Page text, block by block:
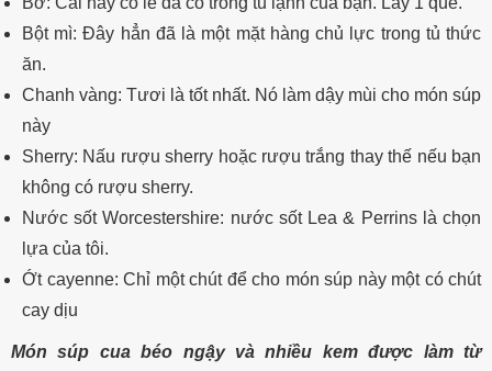
Bột mì: Đây hẳn đã là một mặt hàng chủ lực trong tủ thức
ăn.
Chanh vàng: Tươi là tốt nhất. Nó làm dậy mùi cho món súp
này
Sherry: Nấu rượu sherry hoặc rượu trắng thay thế nếu bạn
không có rượu sherry.
Nước sốt Worcestershire: nước sốt Lea & Perrins là chọn
lựa của tôi.
Ớt cayenne: Chỉ một chút để cho món súp này một có chút
cay dịu
Món súp cua béo ngậy và nhiều kem được làm từ